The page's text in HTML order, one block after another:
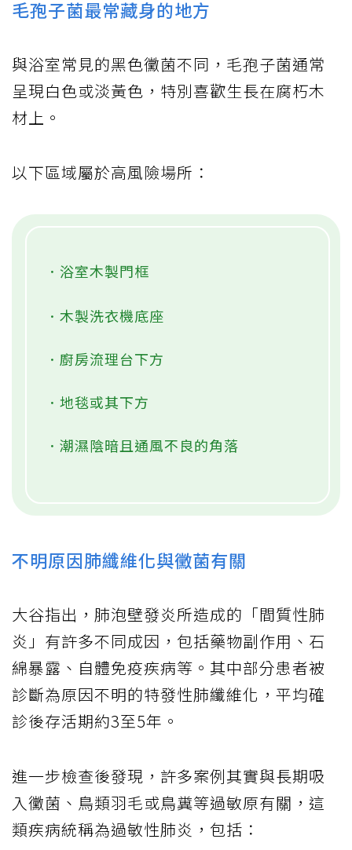
毛孢子菌最常藏身的地方
與浴室常見的黑色黴菌不同，毛孢子菌通常
呈現白色或淡黃色，特別喜歡生長在腐朽木
材上。
以下區域屬於高風險場所：
．浴室木製門框
．木製洗衣機底座
．廚房流理台下方
．地毯或其下方
．潮濕陰暗且通風不良的角落
不明原因肺纖維化與黴菌有關
大谷指出，肺泡壁發炎所造成的「間質性肺
炎」有許多不同成因，包括藥物副作用、石
綿暴露、自體免疫疾病等。其中部分患者被
診斷為原因不明的特發性肺纖維化，平均確
診後存活期約3至5年。
進一步檢查後發現，許多案例其實與長期吸
入黴菌、鳥類羽毛或鳥糞等過敏原有關，這
類疾病統稱為過敏性肺炎，包括：